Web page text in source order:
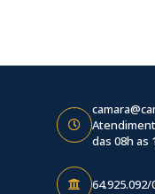
das 08h as
64.925.092/